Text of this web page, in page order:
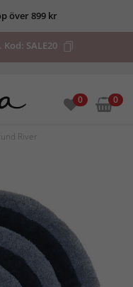
över 899 kr
Kod: SALE20
0 0
River